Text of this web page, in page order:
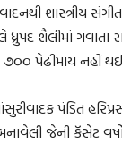
શાસ્ત્રીય
શૈલીમાં
પેઢીમાંય નહીં
પંડિત
જેની કૅસેટ